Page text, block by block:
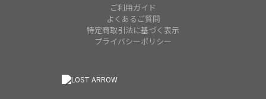
ご利用ガイド
よくあるご質問
特定商取引法に基づく表示
プライバシーポリシー